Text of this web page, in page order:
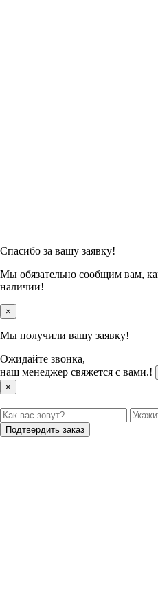
Спасибо за вашу заявку!
Мы обязательно сообщим вам,
наличии!
×
Мы получили вашу заявку!
Ожидайте звонка,
наш менеджер свяжется с вами.!
×
Подтвердить заказ